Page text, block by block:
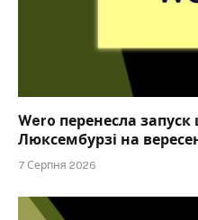
Wero перенесла
Люксембурзі на
7 Серпня 2026